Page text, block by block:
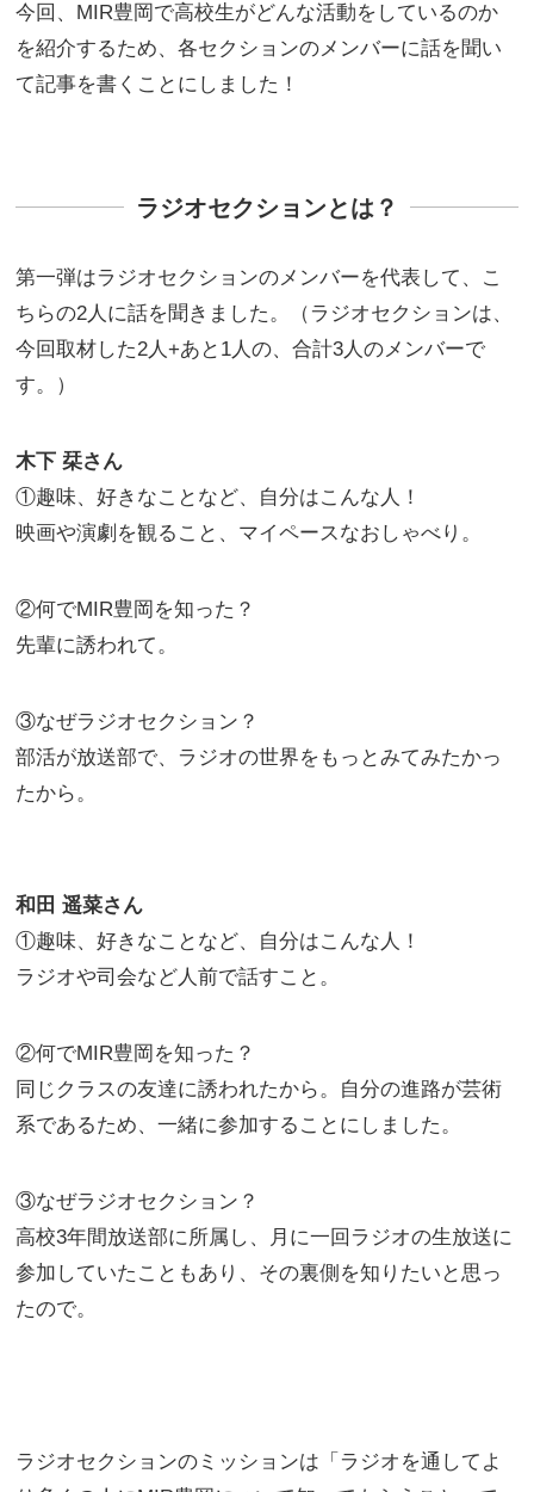
今回、MIR豊岡で高校生がどんな活動をしているのか
を紹介するため、各セクションのメンバーに話を聞い
て記事を書くことにしました！
ラジオセクションとは？
第一弾はラジオセクションのメンバーを代表して、こ
ちらの2人に話を聞きました。
（ラジオセクションは、
今回取材した2人+あと1人の、合計3人のメンバーで
す。）
木下 栞さん
①趣味、好きなことなど、自分はこんな人！
映画や演劇を観ること、マイペースなおしゃべり。
②何でMIR豊岡を知った？
先輩に誘われて。
③なぜラジオセクション？
部活が放送部で、ラジオの世界をもっとみてみたかっ
たから。
和田 遥菜さん
①趣味、好きなことなど、自分はこんな人！
ラジオや司会など人前で話すこと。
②何でMIR豊岡を知った？
同じクラスの友達に誘われたから。自分の進路が芸術
系であるため、一緒に参加することにしました。
③なぜラジオセクション？
高校3年間放送部に所属し、月に一回ラジオの生放送に
参加していたこともあり、その裏側を知りたいと思っ
たので。
ラジオセクションのミッションは「ラジオを通してよ